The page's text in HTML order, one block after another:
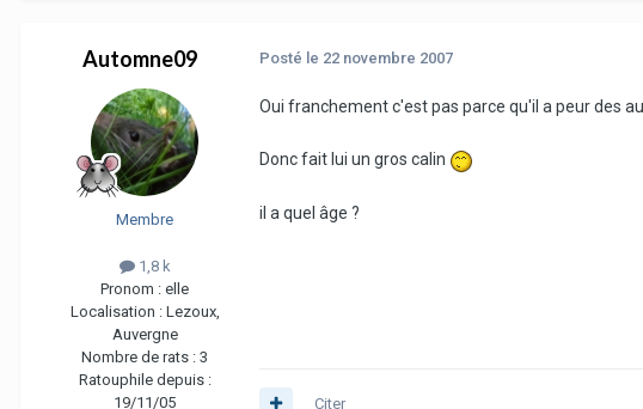
Automne09
Membre
1,8 k
Pronom : elle
Localisation : Lezoux,
Auvergne
Nombre de rats : 3
Ratouphile depuis :
19/11/05
Posté le 22 novembre 2007
Oui franchement c'est pas parce qu'il a peur des
Donc fait lui un gros calin
il a quel âge ?
Citer